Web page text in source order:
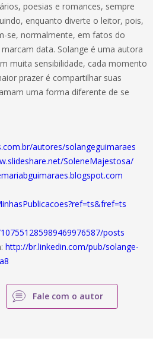
poesias e romances, sempre
enquanto diverte o leitor, pois,
se, normalmente, em fatos do
data. Solange é uma autora
muita sensibilidade, cada momento
prazer é compartilhar suas
uma forma diferente de se
autores/solangeguimaraes
SoleneMajestosa/
posts
http://br.linkedin.com/pub/solange-
Fale com o autor